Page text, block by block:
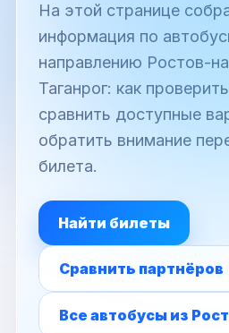
На этой странице
информация по
направлению Ростов-
Таганрог: как
сравнить доступные
обратить внимание
билета.
Найти билеты
Сравнить партнёров
Все автобусы из